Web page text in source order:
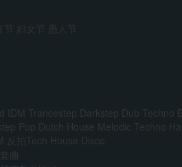
节 妇女节 愚人节
IDM Trancestep Darkstep Dub Techno
Pop Dutch House Melodic Techno
反拍Tech House Disco
套曲